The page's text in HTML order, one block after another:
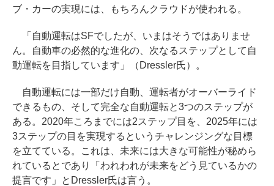
ブ・カーの実現には、もちろんクラウドが使われる。
「自動運転はSFでしたが、いまはそうではありませ
ん。自動車の必然的な進化の、次なるステップとして自
動運転を目指しています」（Dressler氏）。
自動運転には一部だけ自動、運転者がオーバーライド
できるもの、そして完全な自動運転と3つのステップが
ある。2020年ころまでには2ステップ目を、2025年には
3ステップの目を実現するというチャレンジングな目標
を立てている。これは、未来には大きな可能性が秘めら
れているとであり「われわれが未来をどう見ているかの
提言です」とDressler氏は言う。